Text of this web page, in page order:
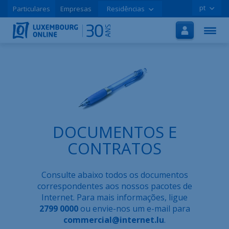
Início
Móvel
Promoções
Aderir online
LOLCLOUD
Folheto
Particulares Empresas Residências pt
DOCUMENTOS E
CONTRATOS
Consulte abaixo todos os documentos
correspondentes aos nossos pacotes de
Internet. Para mais informações, ligue
2799 0000ou envie-nos um e-mail para
commercial@internet.lu.